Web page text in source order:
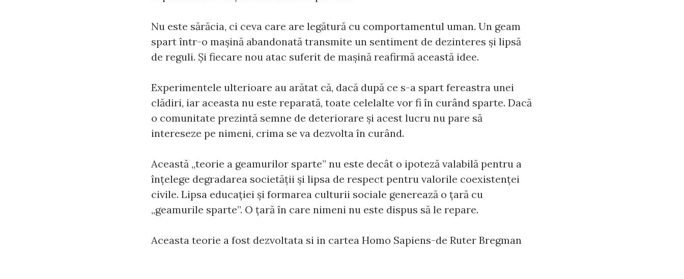
Nu este sărăcia, ci ceva care are legătură cu comportamentul uman. Un geam
spart într-o mașină abandonată transmite un sentiment de dezinteres și lipsă
de reguli. Și fiecare nou atac suferit de mașină reafirmă această idee.
Experimentele ulterioare au arătat că, dacă după ce s-a spart fereastra unei
clădiri, iar aceasta nu este reparată, toate celelalte vor fi în curând sparte. Dacă
o comunitate prezintă semne de deteriorare și acest lucru nu pare să
intereseze pe nimeni, crima se va dezvolta în curând.
Această „teorie a geamurilor sparte” nu este decât o ipoteză valabilă pentru a
înțelege degradarea societății și lipsa de respect pentru valorile coexistenței
civile. Lipsa educației și formarea culturii sociale generează o țară cu
„geamurile sparte”. O țară în care nimeni nu este dispus să le repare.
Aceasta teorie a fost dezvoltata si in cartea Homo Sapiens-de Ruter Bregman